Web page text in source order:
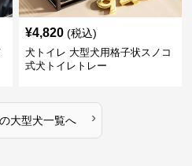
¥4,820 (税込)
犬トイレ 大型犬用格子状スノコ
式犬トイレトレー
の大型犬一覧へ ›